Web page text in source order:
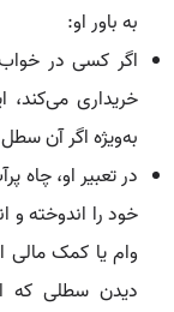
به باور او:
اگر کسی در
خریداری می‌کند،
به‌ویژه اگر آن
در تعبیر او، چاه
خود را اندوخته و
وام یا کمک مالی
دیدن سطلی که